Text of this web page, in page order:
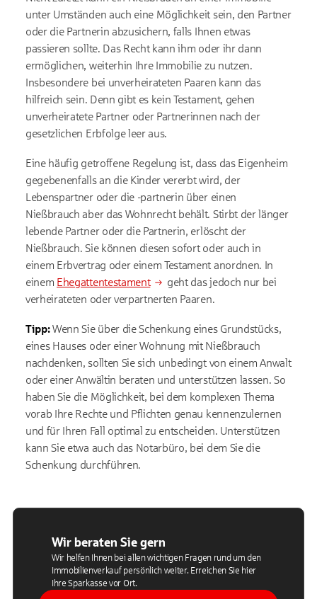
unter Umständen auch eine Möglichkeit sein, den Partner
oder die Partnerin abzusichern, falls Ihnen etwas
passieren sollte. Das Recht kann ihm oder ihr dann
ermöglichen, weiterhin Ihre Immobilie zu nutzen.
Insbesondere bei unverheirateten Paaren kann das
hilfreich sein. Denn gibt es kein Testament, gehen
unverheiratete Partner oder Partnerinnen nach der
gesetzlichen Erbfolge leer aus.
Eine häufig getroffene Regelung ist, dass das Eigenheim
gegebenenfalls an die Kinder vererbt wird, der
Lebenspartner oder die -partnerin über einen
Nießbrauch aber das Wohnrecht behält. Stirbt der länger
lebende Partner oder die Partnerin, erlöscht der
Nießbrauch. Sie können diesen sofort oder auch in
einem Erbvertrag oder einem Testament anordnen. In
einem Ehegattentestament
geht das jedoch nur bei
verheirateten oder verpartnerten Paaren.
Tipp:Wenn Sie über die Schenkung eines Grundstücks,
eines Hauses oder einer Wohnung mit Nießbrauch
nachdenken, sollten Sie sich unbedingt von einem Anwalt
oder einer Anwältin beraten und unterstützen lassen. So
haben Sie die Möglichkeit, bei dem komplexen Thema
vorab Ihre Rechte und Pflichten genau kennenzulernen
und für Ihren Fall optimal zu entscheiden. Unterstützen
kann Sie etwa auch das Notarbüro, bei dem Sie die
Schenkung durchführen.
Wir beraten Sie gern
Wir helfen Ihnen bei allen wichtigen Fragen rund um den
Immobilienverkauf persönlich weiter. Erreichen Sie hier
Ihre Sparkasse vor Ort.